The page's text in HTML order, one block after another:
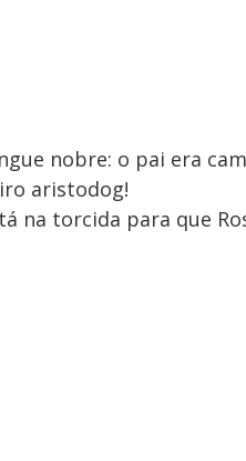
nobre: o pai era
aristodog!
na torcida para que